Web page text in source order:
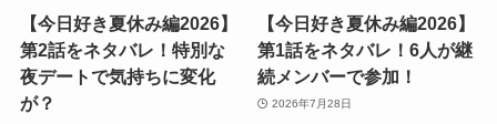
【今日好き夏休み編2026】
第2話をネタバレ！特別な
夜デートで気持ちに変化
が？
【今日好き夏休み編2026】
第1話をネタバレ！6人が継
続メンバーで参加！
2026年7月28日